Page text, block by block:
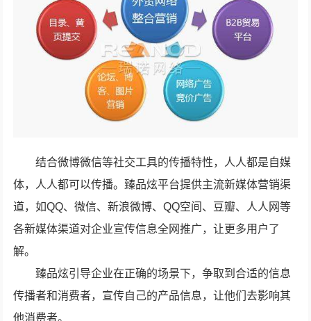
结合微博微信等社交工具的传播特性，人人都是自媒
体，人人都可以传播。臻品炫平台提供主流新媒体营销渠
道，如QQ、微信、新浪微博、QQ空间、豆瓣、人人网等
各新媒体渠道对企业宣传信息全网推广，让更多用户了
解。
臻品炫引导企业在正确的场景下，争取到合适的信息
传播者和消费者，宣传自己的产品信息，让他们去影响其
他消费者。